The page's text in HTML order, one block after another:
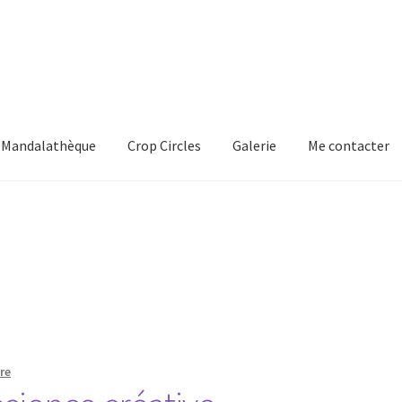
Mandalathèque Crop Circles Galerie Me contacter